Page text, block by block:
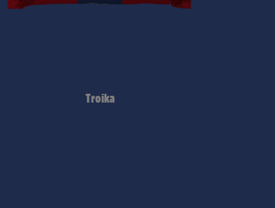
Troika